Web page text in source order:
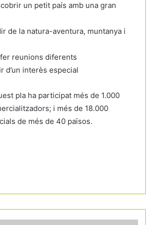
un petit país amb una gran
de la natura-aventura, muntanya i
reunions diferents
d’un interès especial
pla ha participat més de 1.000
i més de 18.000
de més de 40 països.